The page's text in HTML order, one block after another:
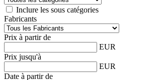
Inclure les sous catégories
Fabricants
Prix ​​à partir de
EUR
Prix jusqu'à
EUR
Date à partir de